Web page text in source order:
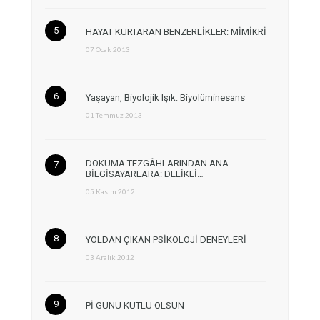
HAYAT KURTARAN BENZERLİKLER: MİMİKRİ
07 Ocak 2013
Yaşayan, Biyolojik Işık: Biyolüminesans
01 Temmuz 2013
DOKUMA TEZGÂHLARINDAN ANA
BİLGİSAYARLARA: DELİKLİ…
05 Kasım 2012
YOLDAN ÇIKAN PSİKOLOJİ DENEYLERİ
03 Aralık 2012
Pİ GÜNÜ KUTLU OLSUN